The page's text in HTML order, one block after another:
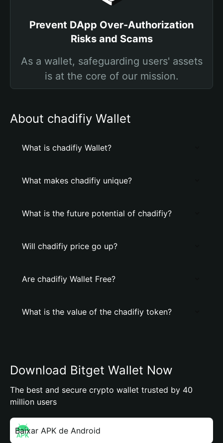
Prevent DApp Over-Authorization
Risks and Scams
As a wallet, safeguarding users' assets
is at the core of our mission.
About chadifiy Wallet
What is chadifiy Wallet?
What makes chadifiy unique?
What is the future potential of chadifiy?
Will chadifiy price go up?
Are chadifiy Wallet Free?
What is the value of the chadifiy token?
Download Bitget Wallet Now
The best and secure crypto wallet trusted by 40
million users
Baixar APK de Android